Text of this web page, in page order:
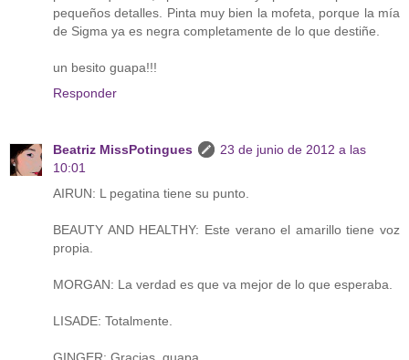
pequeños detalles. Pinta muy bien la mofeta, porque la mía
de Sigma ya es negra completamente de lo que destiñe.
un besito guapa!!!
Responder
Beatriz MissPotingues
23 de junio de 2012 a las
10:01
AIRUN: L pegatina tiene su punto.
BEAUTY AND HEALTHY: Este verano el amarillo tiene voz
propia.
MORGAN: La verdad es que va mejor de lo que esperaba.
LISADE: Totalmente.
GINGER: Gracias, guapa.